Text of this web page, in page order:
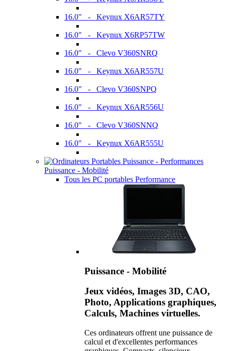
16.0" - Keynux X6AR57TY
16.0" - Keynux X6RP57TW
16.0" - Clevo V360SNRQ
16.0" - Keynux X6AR557U
16.0" - Clevo V360SNPQ
16.0" - Keynux X6AR556U
16.0" - Clevo V360SNNQ
16.0" - Keynux X6AR555U
Puissance - Mobilité
Tous les PC portables Performance
Puissance - Mobilité
Jeux vidéos, Images 3D, CAO,
Photo, Applications graphiques,
Calculs, Machines virtuelles.
Ces ordinateurs offrent une puissance de
calcul et d'excellentes performances